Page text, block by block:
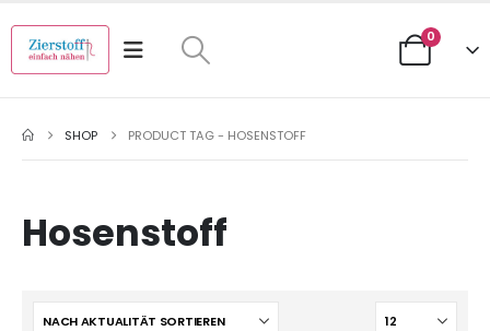
0
SHOP PRODUCT TAG - HOSENSTOFF
Hosenstoff